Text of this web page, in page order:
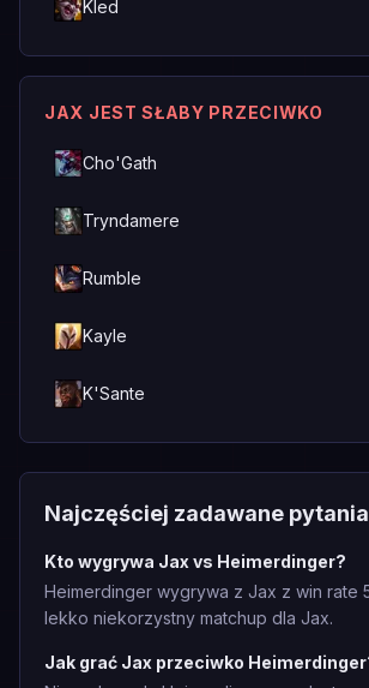
Kled
JAX JEST SŁABY PRZECIWKO
Cho'Gath
Tryndamere
Rumble
Kayle
K'Sante
Najczęściej zadawane pytania
Kto wygrywa Jax vs Heimerdinger?
Heimerdinger wygrywa z Jax z win rate
lekko niekorzystny matchup dla Jax.
Jak grać Jax przeciwko